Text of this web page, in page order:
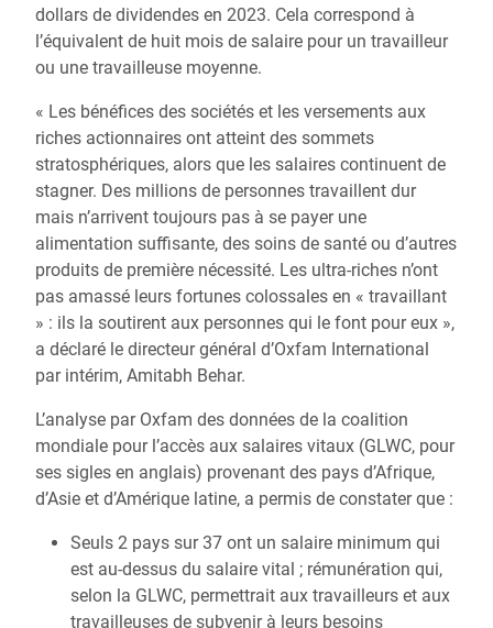
dollars de dividendes en 2023. Cela correspond à
l’équivalent de huit mois de salaire pour un travailleur
ou une travailleuse moyenne.
« Les bénéfices des sociétés et les versements aux
riches actionnaires ont atteint des sommets
stratosphériques, alors que les salaires continuent de
stagner. Des millions de personnes travaillent dur
mais n’arrivent toujours pas à se payer une
alimentation suffisante, des soins de santé ou d’autres
produits de première nécessité. Les ultra-riches n’ont
pas amassé leurs fortunes colossales en « travaillant
» : ils la soutirent aux personnes qui le font pour eux »,
a déclaré le directeur général d’Oxfam International
par intérim, Amitabh Behar.
L’analyse par Oxfam des données de la coalition
mondiale pour l’accès aux salaires vitaux (GLWC, pour
ses sigles en anglais) provenant des pays d’Afrique,
d’Asie et d’Amérique latine, a permis de constater que :
Seuls 2 pays sur 37 ont un salaire minimum qui
est au-dessus du salaire vital ; rémunération qui,
selon la GLWC, permettrait aux travailleurs et aux
travailleuses de subvenir à leurs besoins